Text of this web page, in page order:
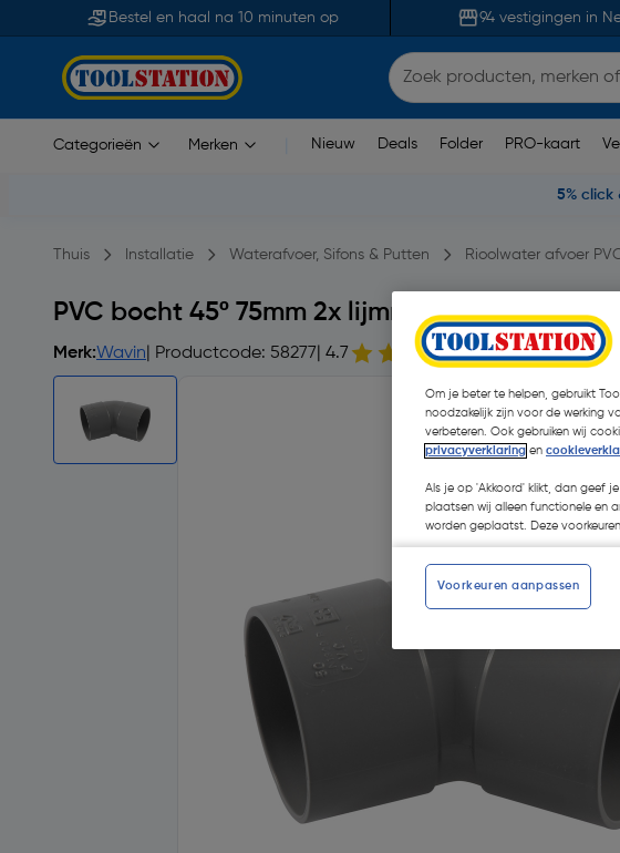
Bestel en haal na 10 minuten op 94 vestigingen in
Categorieën Merken Nieuw Deals Folder PRO-kaart
5% click
Thuis Installatie Waterafvoer, Sifons & Putten Rioolwater afvoer
PVC bocht 45º 75mm 2x lijmmof
Merk:Wavin | Productcode: 58277 | 4.7 256 opmerking(en)
Om je beter te helpen, gebruikt
noodzakelijk zijn voor de werking
verbeteren. Ook gebruiken wij
privacyverklaring en
Als je op 'Akkoord' klikt, dan geef
plaatsen wij alleen functionele en
worden geplaatst. Deze
Voorkeuren aanpassen